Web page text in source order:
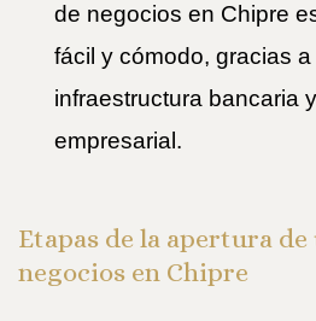
de negocios en Chipre
fácil y cómodo, gracias
infraestructura bancaria
empresarial.
Etapas de la apertura de
negocios en Chipre